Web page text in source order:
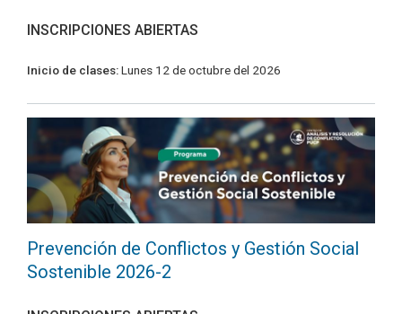
INSCRIPCIONES ABIERTAS
Inicio de clases:Lunes 12 de octubre del 2026
Prevención de Conflictos y Gestión Social
Sostenible 2026-2